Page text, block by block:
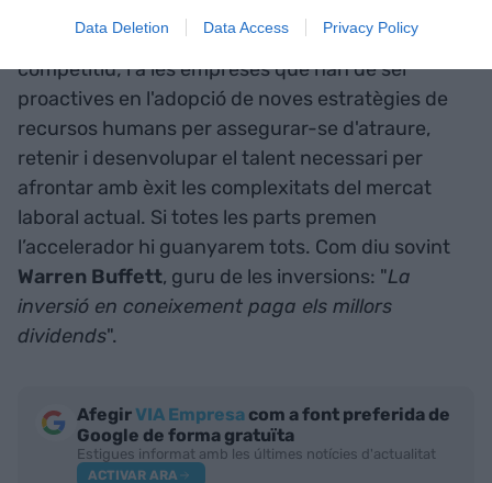
Data Deletion Data Access Privacy Policy
d’aconseguir un marc laboral més atractiu i
competitiu; i a les empreses que han de ser
proactives en l'adopció de noves estratègies de
recursos humans per assegurar-se d'atraure,
retenir i desenvolupar el talent necessari per
afrontar amb èxit les complexitats del mercat
laboral actual. Si totes les parts premen
l’accelerador hi guanyarem tots. Com diu sovint
Warren Buffett, guru de les inversions: "La
inversió en coneixement paga els millors
dividends".
AfegirVIA Empresa com a font preferida de
Google de forma gratuïta
Estigues informat amb les últimes notícies d'actualitat
ACTIVAR ARA